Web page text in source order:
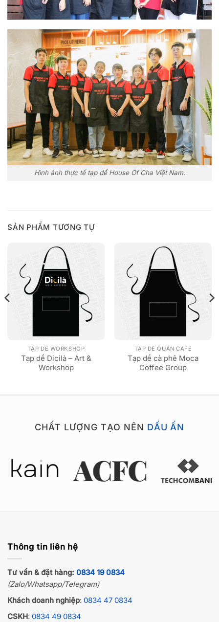
Hình ảnh thực tế tạp dề House Of Cha Việt Nam.
SẢN PHẨM TƯƠNG TỰ
TẠP DỀ WORKSHOP
Tạp dề Dicilà – Art &
Workshop
TẠP DỀ QUÁN CAFE
Tạp dề cà phê Moca
Coffee Group
CHẤT LƯỢNG TẠO NÊN DẤU ẤN
Thông tin liên hệ
Tư vấn & đặt hàng: 0834 19 0834
(Zalo/Whatsapp/Telegram)
Khách doanh nghiệp: 0834 47 0834
CSKH: 0834 49 0834